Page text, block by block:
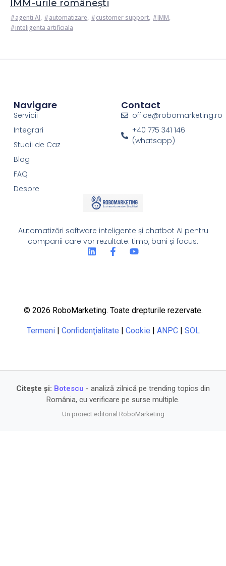
IMM-urile românești
agenti AI, automatizare, customer support, IMM,
inteligenta artificiala
Automatizări software inteligente și chatbot AI pentru
companii care vor rezultate: timp, bani și focus.
Navigare
Servicii
Integrari
Studii de Caz
Blog
FAQ
Despre
Contact
office@robomarketing.ro
+40 775 341 146
(whatsapp)
© 2026 RoboMarketing. Toate drepturile rezervate.
Termeni| Confidenţialitate | Cookie | ANPC| SOL
Citește și: Botescu - analiză zilnică pe trending topics din
România, cu verificare pe surse multiple.
Un proiect editorial RoboMarketing